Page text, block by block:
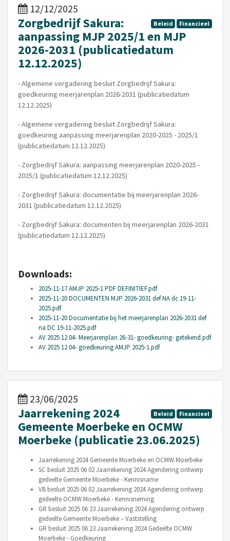
12/12/2025
Beleid Financieel
Zorgbedrijf Sakura:
aanpassing MJP 2025/1 en MJP
2026-2031 (publicatiedatum
12.12.2025)
- Algemene vergadering besluit Zorgbedrijf Sakura:
goedkeuring meerjarenplan 2026-2031 (publicatiedatum
12.12.2025)
- Algemene vergadering besluit Zorgbedrijf Sakura:
goedkeuring aanpassing meerjarenplan 2020-2025 - 2025/1
(publicatiedatum 12.12.2025)
- Zorgbedrijf Sakura: aanpassing meerjarenplan 2020-2025 -
2025/1 (publicatiedatum 12.12.2025)
- Zorgbedrijf Sakura: documentatie bij meerjarenplan 2026-
2031 (publicatiedatum 12.12.2025)
- Zorgbedrijf Sakura: documenten bij meerjarenplan 2026-2031
(publicatiedatum 12.12.2025)
Downloads:
2025-11-17 AMJP 2025-1 PDF DEFINITIEF.pdf
2025-11-20 DOCUMENTEN MJP 2026-2031 def NA dc 19-11-
2025.pdf
2025-11-20 Documentatie bij het meerjarenplan 2026-2031 def
na DC 19-11-2025.pdf
AV 2025 12 04- Meerjarenplan 26-31- goedkeuring- getekend.pdf
AV 2025 12 04- goedkeuring AMJP 2025-1.pdf
23/06/2025
Beleid Financieel
Jaarrekening 2024
Gemeente Moerbeke en OCMW
Moerbeke (publicatie 23.06.2025)
Jaarrekening 2024 Gemeente Moerbeke en OCMW Moerbeke
SC besluit 2025 06 02 Jaarrekening 2024 Agendering ontwerp
gedeelte Gemeente Moerbeke - Kennisname
VB besluit 2025 06 02 Jaarrekening 2024 Agendering ontwerp
gedeelte OCMW Moerbeke - Kennisneming
GR besluit 2025 06 23 Jaarrekening 2024 Agendering ontwerp
gedeelte Gemeente Moerbeke – Vaststelling
GR besluit 2025 06 23 Jaarrekening 2024 Gedeelte OCMW
Moerbeke - Goedkeuring